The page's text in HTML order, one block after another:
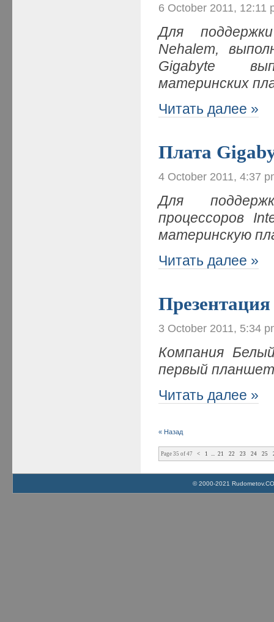
6 October 2011, 12:11
Для
Nehalem,
Gigabyte
материнских
Читать далее »
Плата
4 October 2011, 4:37
Для
процессоров
материнскую
Читать далее »
3 October 2011, 5:34
Компания
первый
Читать далее »
« Назад
Page 35 of 47 < 1 21 22 23 24 25
© 2000-2021